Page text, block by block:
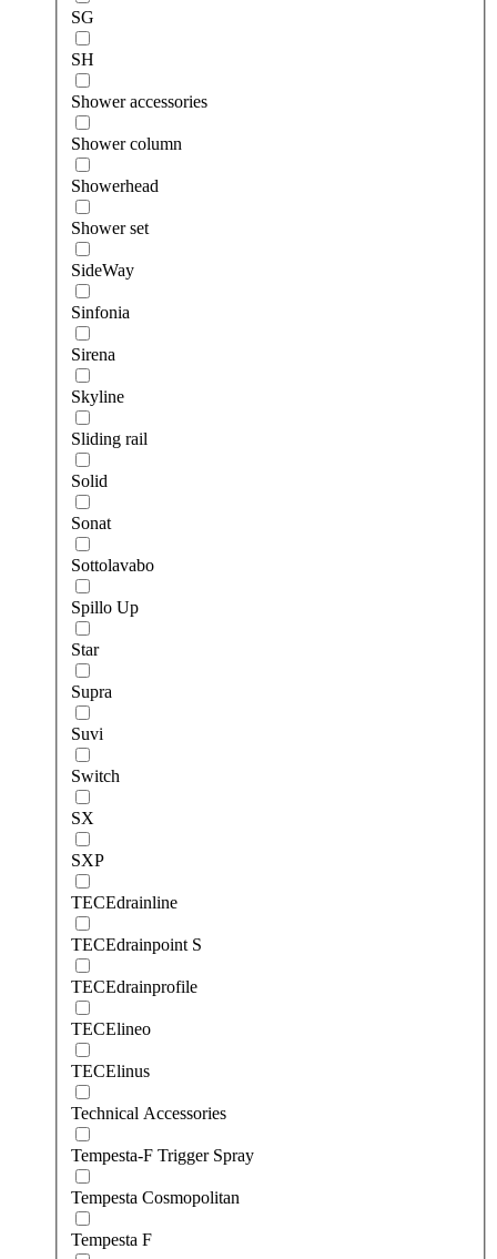
SG
SH
Shower accessories
Shower column
Showerhead
Shower set
SideWay
Sinfonia
Sirena
Skyline
Sliding rail
Solid
Sonat
Sottolavabo
Spillo Up
Star
Supra
Suvi
Switch
SX
SXP
TECEdrainlinе
TECEdrainpoint S
TECEdrainprofile
TECElineo
TECElinus
Technical Accessories
Tempesta-F Trigger Spray
Tempesta Cosmopolitan
Tempesta F